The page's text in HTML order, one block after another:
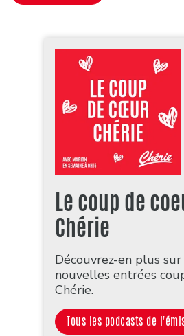
Le coup de
Chérie
Découvrez-en plus
nouvelles entrées
Chérie.
Tous les podcasts de